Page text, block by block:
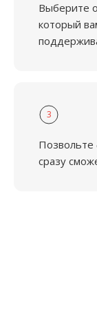
Выберите
который
3
Позвольте
сразу